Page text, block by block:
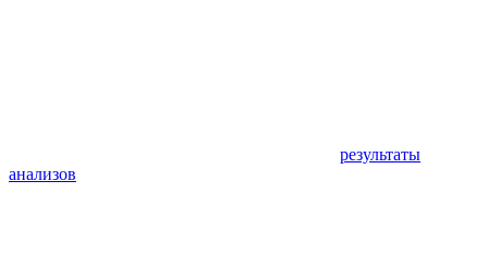
результаты
анализов